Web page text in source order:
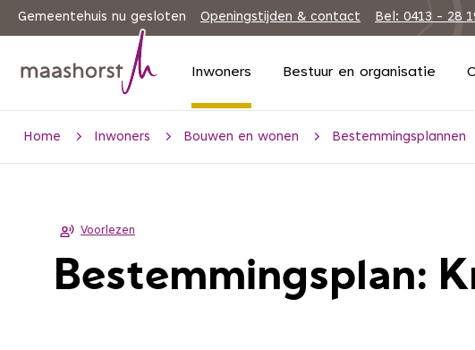
Gemeentehuis nu gesloten Openingstijden & contact Bel: 0413 - 28
Inwoners Bestuur en organisatie
Home Inwoners Bouwen en wonen Bestemmingsplannen
Voorlezen
Bestemmingsplan: